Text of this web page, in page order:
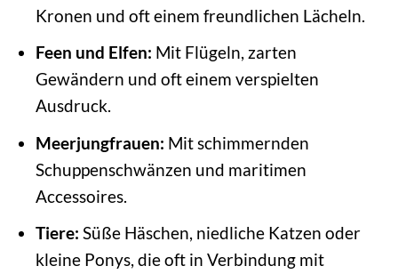
Kronen und oft einem freundlichen Lächeln.
Feen und Elfen: Mit Flügeln, zarten
Gewändern und oft einem verspielten
Ausdruck.
Meerjungfrauen: Mit schimmernden
Schuppenschwänzen und maritimen
Accessoires.
Tiere: Süße Häschen, niedliche Katzen oder
kleine Ponys, die oft in Verbindung mit